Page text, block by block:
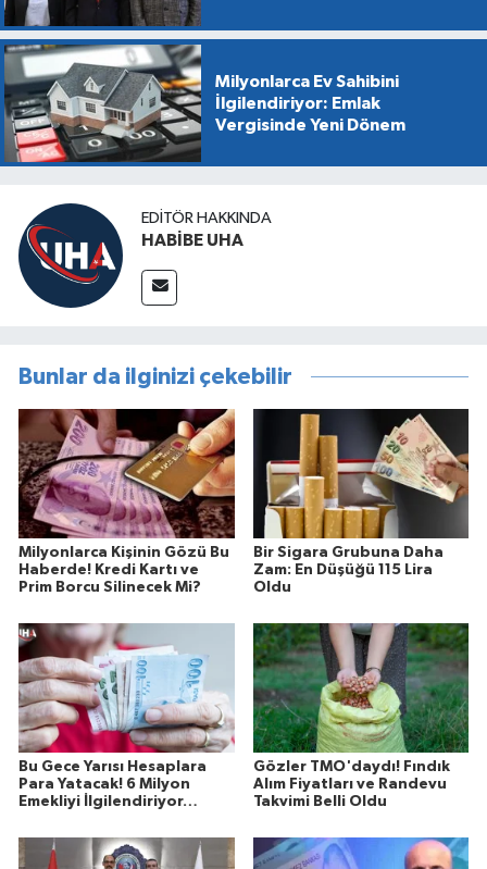
Milyonlarca Ev Sahibini
İlgilendiriyor: Emlak
Vergisinde Yeni Dönem
EDITÖR HAKKINDA
HABİBE UHA
Bunlar da ilginizi çekebilir
Milyonlarca Kişinin Gözü Bu
Haberde! Kredi Kartı ve
Prim Borcu Silinecek Mi?
Bir Sigara Grubuna Daha
Zam: En Düşüğü 115 Lira
Oldu
Bu Gece Yarısı Hesaplara
Para Yatacak! 6 Milyon
Emekliyi İlgilendiriyor…
Gözler TMO'daydı! Fındık
Alım Fiyatları ve Randevu
Takvimi Belli Oldu